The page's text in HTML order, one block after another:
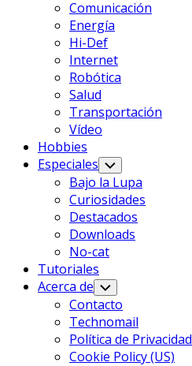
Comunicación
Energía
Hi-Def
Internet
Robótica
Salud
Transportación
Vídeo
Hobbies
Especiales Alternar
Menú
Infantil
Bajo la Lupa
Curiosidades
Destacados
Downloads
No-cat
Tutoriales
Acerca de Alternar
Menú
Infantil
Contacto
Technomail
Política de Privacidad
Cookie Policy (US)